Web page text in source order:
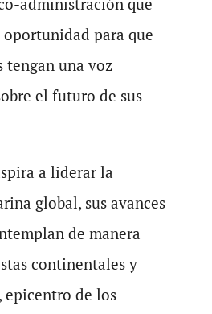
para que
tengan una voz
el futuro de sus
a liderar la
global, sus avances
de manera
continentales y
epicentro de los